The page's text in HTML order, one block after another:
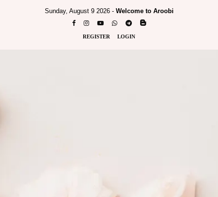
Sunday, August 9 2026 - Welcome to Aroobi
REGISTER LOGIN